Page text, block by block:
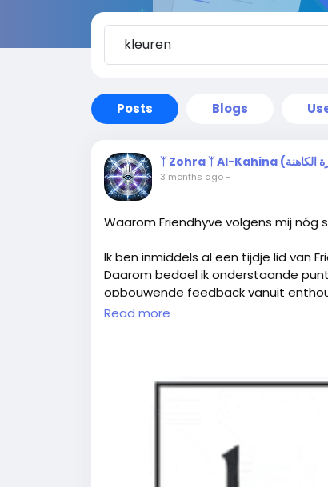
Posts Blogs
3 months ago-
Waarom Friendhyve volgens mij nóg
Ik ben inmiddels al een tijdje lid van
Daarom bedoel ik onderstaande
opbouwende feedback vanuit
Ideeën die volgens mij kunnen helpen:
leuke gebeurtenissen op het
Read more